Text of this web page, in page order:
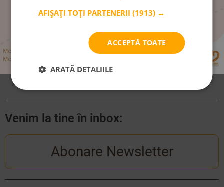
Urmărește-ne pe:
Venim la tine în inbox:
Abonare Newsletter
AFIȘAȚI TOȚI PARTENERII(1913) →
ACCEPTĂ TOATE
ARATĂ DETALIILE